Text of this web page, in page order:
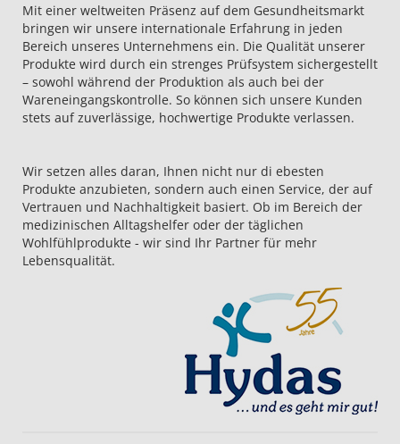
Mit einer weltweiten Präsenz auf dem Gesundheitsmarkt
bringen wir unsere internationale Erfahrung in jeden
Bereich unseres Unternehmens ein. Die Qualität unserer
Produkte wird durch ein strenges Prüfsystem sichergestellt
– sowohl während der Produktion als auch bei der
Wareneingangskontrolle. So können sich unsere Kunden
stets auf zuverlässige, hochwertige Produkte verlassen.
Wir setzen alles daran, Ihnen nicht nur di ebesten
Produkte anzubieten, sondern auch einen Service, der auf
Vertrauen und Nachhaltigkeit basiert. Ob im Bereich der
medizinischen Alltagshelfer oder der täglichen
Wohlfühlprodukte - wir sind Ihr Partner für mehr
Lebensqualität.